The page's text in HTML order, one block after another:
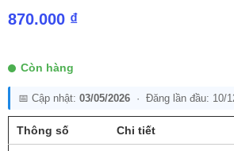
870.000 ₫
Còn hàng
📅 Cập nhật: 03/05/2026· Đăng lần đầu: 10/
Thông số Chi tiết